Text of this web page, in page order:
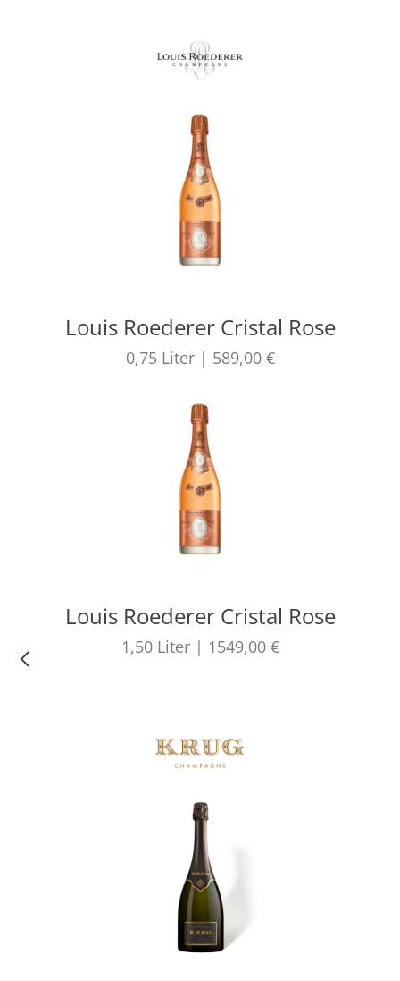
Louis Roederer Cristal Rose
0,75 Liter | 589,00 €
Louis Roederer Cristal Rose
1,50 Liter | 1549,00 €